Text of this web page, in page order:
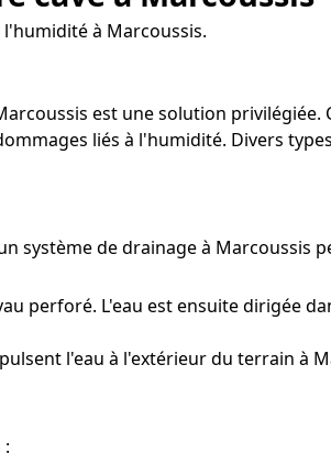
à Marcoussis.
est une solution
liés à l'humidité. Divers
système de drainage à Marcoussis
perforé. L'eau est ensuite dirigée
l'eau à l'extérieur du terrain à